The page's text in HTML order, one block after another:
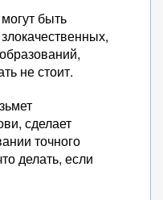
быть
не стоит.
сделает
точного
делать, если